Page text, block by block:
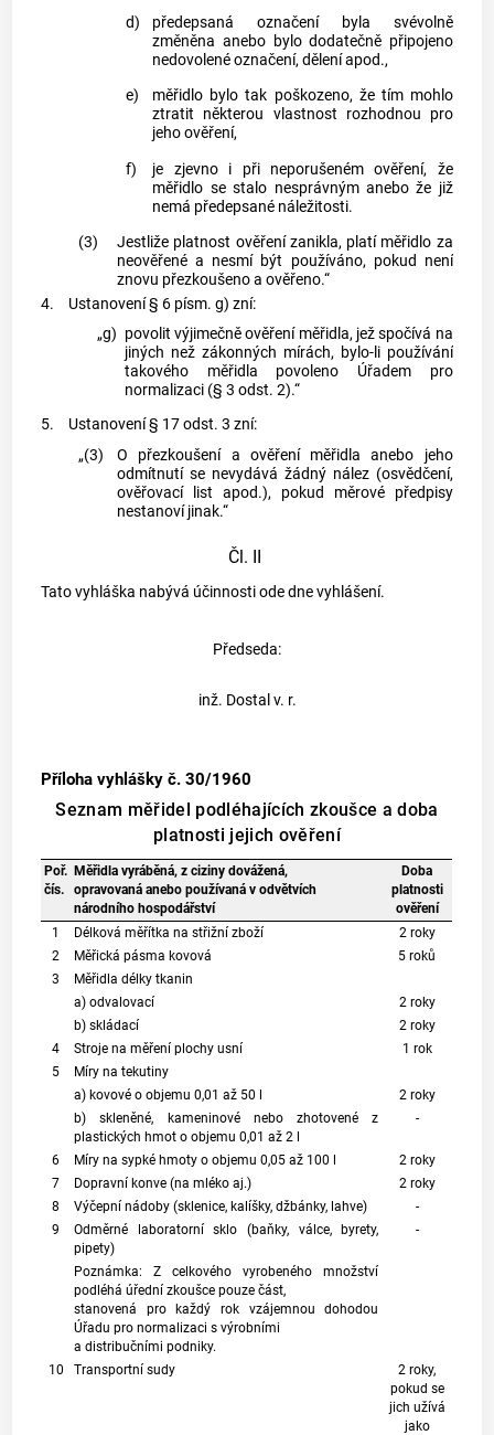
d)
předepsaná označení byla svévolně
změněna anebo bylo dodatečně připojeno
nedovolené označení, dělení apod.,
e)
měřidlo bylo tak poškozeno, že tím mohlo
ztratit některou vlastnost rozhodnou pro
jeho ověření,
f)
je zjevno i při neporušeném ověření, že
měřidlo se stalo nesprávným anebo že již
nemá předepsané náležitosti.
(3)
Jestliže platnost ověření zanikla, platí měřidlo za
neověřené a nesmí být používáno, pokud není
znovu přezkoušeno a ověřeno.“
4.
Ustanovení § 6 písm. g) zní:
„g) povolit výjimečně ověření měřidla, jež spočívá na
jiných než zákonných mírách, bylo-li používání
takového měřidla povoleno Úřadem pro
normalizaci (§ 3 odst. 2).“
5.
Ustanovení § 17 odst. 3 zní:
„(3)
O přezkoušení a ověření měřidla anebo jeho
odmítnutí se nevydává žádný nález (osvědčení,
ověřovací list apod.), pokud měrové předpisy
nestanoví jinak.“
Čl. II
Tato vyhláška nabývá účinnosti ode dne vyhlášení.
Předseda:
inž. Dostal v. r.
Příloha vyhlášky č. 30/1960
Seznam měřidel podléhajících zkoušce a doba
platnosti jejich ověření
Poř.
čís.
Měřidla vyráběná, z ciziny dovážená,
opravovaná anebo používaná v odvětvích
národního hospodářství
Doba
platnosti
ověření
1
Délková měřítka na střižní zboží
2 roky
2
Měřická pásma kovová
5 roků
3
Měřidla délky tkanin
a) odvalovací
2 roky
b) skládací
2 roky
4
Stroje na měření plochy usní
1 rok
5
Míry na tekutiny
a) kovové o objemu 0,01 až 50 l
2 roky
b) skleněné, kameninové nebo zhotovené z
plastických hmot o objemu 0,01 až 2 l
-
6 Míry na sypké hmoty o objemu 0,05 až 100 l
2 roky
7
Dopravní konve (na mléko aj.)
2 roky
8
Výčepní nádoby (sklenice, kalíšky, džbánky, lahve)
-
9
Odměrné laboratorní sklo (baňky, válce, byrety,
pipety)
-
Poznámka: Z celkového vyrobeného množství
podléhá úřední zkoušce pouze část,
stanovená pro každý rok vzájemnou dohodou
Úřadu pro normalizaci s výrobními
a distribučními podniky.
10
Transportní sudy
2 roky,
pokud se
jich užívá
jako